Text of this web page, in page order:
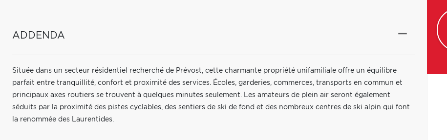
ADDENDA
Située dans un secteur résidentiel recherché de Prévost, cette charmante propriété unifamiliale offre un équilibre
parfait entre tranquillité, confort et proximité des services. Écoles, garderies, commerces, transports en commun et
principaux axes routiers se trouvent à quelques minutes seulement. Les amateurs de plein air seront également
séduits par la proximité des pistes cyclables, des sentiers de ski de fond et des nombreux centres de ski alpin qui font
la renommée des Laurentides.